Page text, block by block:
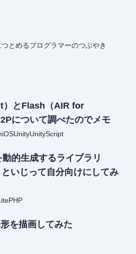
とめるプログラマーのつぶやき
とFlash（AIR for
について調べたのでメモ
iOSUnityUnityScript
的生成するライブラリ
いじって自分向けにしてみ
PHP
を描画してみた